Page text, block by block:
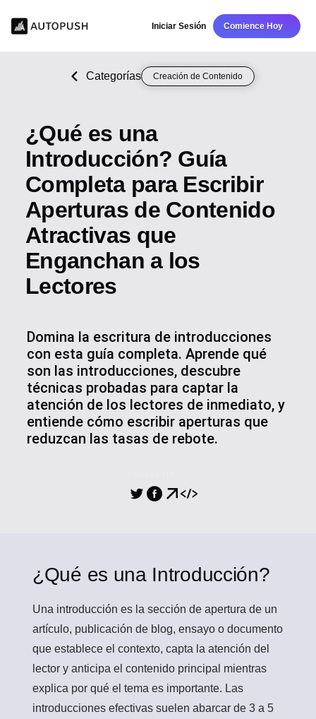
Iniciar Sesión Comience Hoy
Categorías Creación de Contenido
¿Qué es una
Introducción? Guía
Completa para Escribir
Aperturas de Contenido
Atractivas que
Enganchan a los
Lectores
Domina la escritura de introducciones
con esta guía completa. Aprende qué
son las introducciones, descubre
técnicas probadas para captar la
atención de los lectores de inmediato, y
entiende cómo escribir aperturas que
reduzcan las tasas de rebote.
¿Qué es una Introducción?
Una introducción es la sección de apertura de un
artículo, publicación de blog, ensayo o documento
que establece el contexto, capta la atención del
lector y anticipa el contenido principal mientras
explica por qué el tema es importante. Las
introducciones efectivas suelen abarcar de 3 a 5